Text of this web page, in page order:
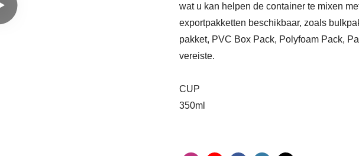
wat u kan helpen de container te mixen
exportpakketten beschikbaar, zoals
pakket, PVC Box Pack, Polyfoam Pack,
vereiste.
CUP
350ml